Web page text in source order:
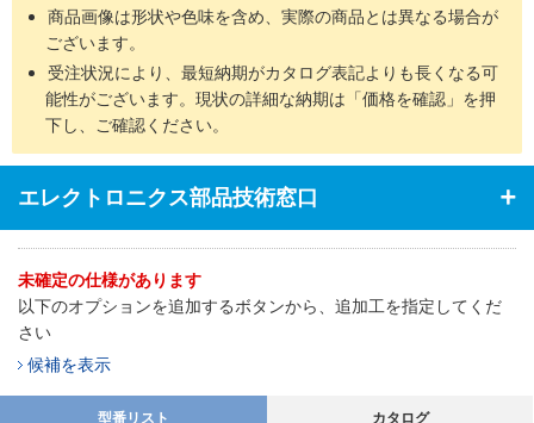
商品画像は形状や色味を含め、実際の商品とは異なる場合が
ございます。
受注状況により、最短納期がカタログ表記よりも長くなる可
能性がございます。現状の詳細な納期は「価格を確認」を押
下し、ご確認ください。
エレクトロニクス部品技術窓口
未確定の仕様があります
以下のオプションを追加するボタンから、追加工を指定してくだ
さい
候補を表示
型番リスト カタログ